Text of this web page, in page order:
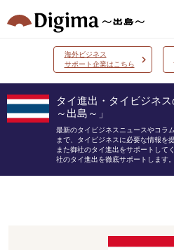
海外ビジネス
サポート企業はこちら
タイ進出・タイビジネ
～出島～」
最新のタイビジネスニュースやコラ
まで、タイビジネスに必要な情報を提
また御社のタイ進出をサポートして
社のタイ進出を徹底サポートします。